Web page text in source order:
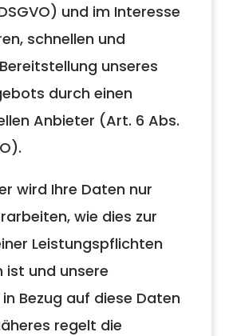
und im Interesse
schnellen und
unseres
durch einen
Anbieter (Art. 6 Abs.
wird Ihre Daten nur
wie dies zur
Leistungspflichten
ist und unsere
Bezug auf diese Daten
regelt die